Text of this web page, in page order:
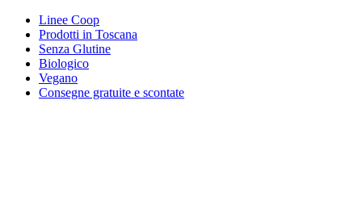
Linee Coop
Prodotti in Toscana
Senza Glutine
Biologico
Vegano
Consegne gratuite e scontate